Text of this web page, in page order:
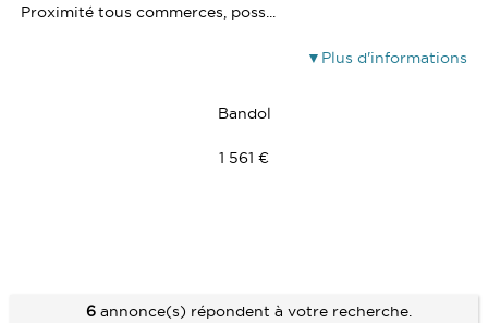
Proximité tous commerces, poss...
Plus d'informations
Bandol
1 561 €
6 annonce(s) répondent à votre recherche.